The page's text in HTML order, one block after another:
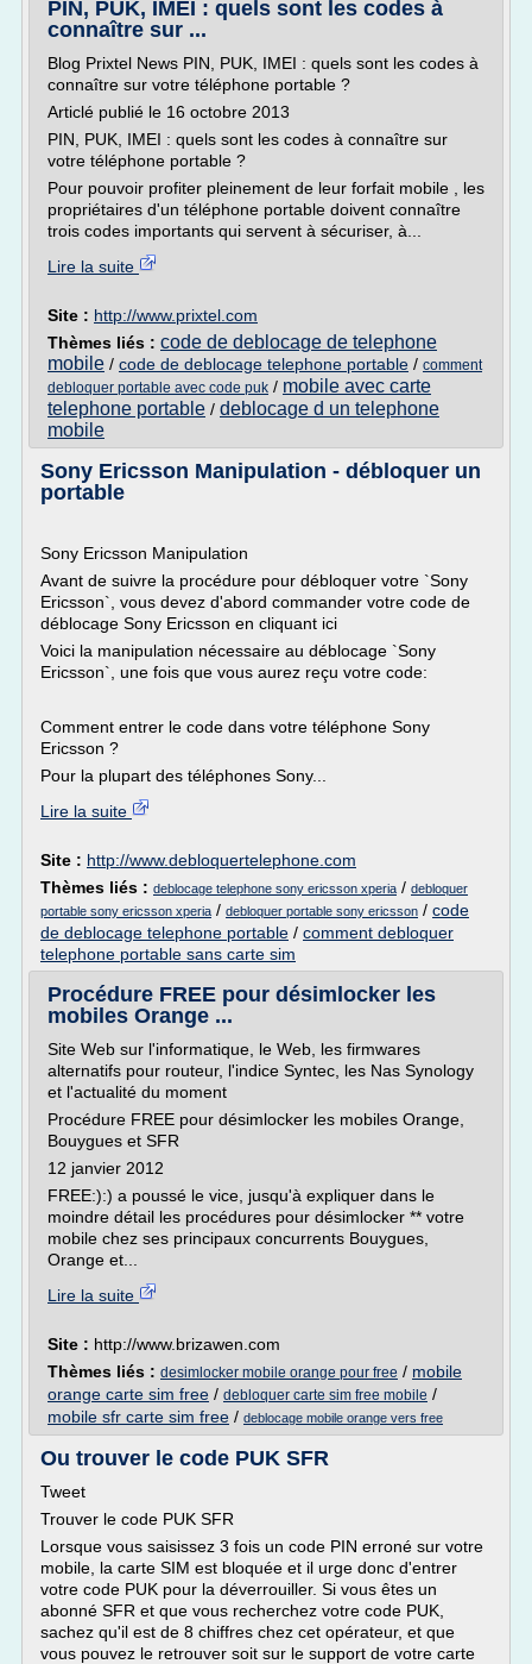
PIN, PUK, IMEI : quels sont les codes à
connaître sur ...
Blog Prixtel News PIN, PUK, IMEI : quels sont les codes à
connaître sur votre téléphone portable ?
Articlé publié le 16 octobre 2013
PIN, PUK, IMEI : quels sont les codes à connaître sur
votre téléphone portable ?
Pour pouvoir profiter pleinement de leur forfait mobile , les
propriétaires d'un téléphone portable doivent connaître
trois codes importants qui servent à sécuriser, à...
Lire la suite
Site : http://www.prixtel.com
Thèmes liés : code de deblocage de telephone
mobile / code de deblocage telephone portable / comment
debloquer portable avec code puk / mobile avec carte
telephone portable / deblocage d un telephone
mobile
Sony Ericsson Manipulation - débloquer un
portable
Sony Ericsson Manipulation
Avant de suivre la procédure pour débloquer votre `Sony
Ericsson`, vous devez d'abord commander votre code de
déblocage Sony Ericsson en cliquant ici
Voici la manipulation nécessaire au déblocage `Sony
Ericsson`, une fois que vous aurez reçu votre code:
Comment entrer le code dans votre téléphone Sony
Ericsson ?
Pour la plupart des téléphones Sony...
Lire la suite
Site : http://www.debloquertelephone.com
Thèmes liés : deblocage telephone sony ericsson xperia / debloquer
portable sony ericsson xperia / debloquer portable sony ericsson / code
de deblocage telephone portable / comment debloquer
telephone portable sans carte sim
Procédure FREE pour désimlocker les
mobiles Orange ...
Site Web sur l'informatique, le Web, les firmwares
alternatifs pour routeur, l'indice Syntec, les Nas Synology
et l'actualité du moment
Procédure FREE pour désimlocker les mobiles Orange,
Bouygues et SFR
12 janvier 2012
FREE:):) a poussé le vice, jusqu'à expliquer dans le
moindre détail les procédures pour désimlocker ** votre
mobile chez ses principaux concurrents Bouygues,
Orange et...
Lire la suite
Site : http://www.brizawen.com
Thèmes liés : desimlocker mobile orange pour free / mobile
orange carte sim free / debloquer carte sim free mobile /
mobile sfr carte sim free / deblocage mobile orange vers free
Ou trouver le code PUK SFR
Tweet
Trouver le code PUK SFR
Lorsque vous saisissez 3 fois un code PIN erroné sur votre
mobile, la carte SIM est bloquée et il urge donc d'entrer
votre code PUK pour la déverrouiller. Si vous êtes un
abonné SFR et que vous recherchez votre code PUK,
sachez qu'il est de 8 chiffres chez cet opérateur, et que
vous pouvez le retrouver soit sur le support de votre carte